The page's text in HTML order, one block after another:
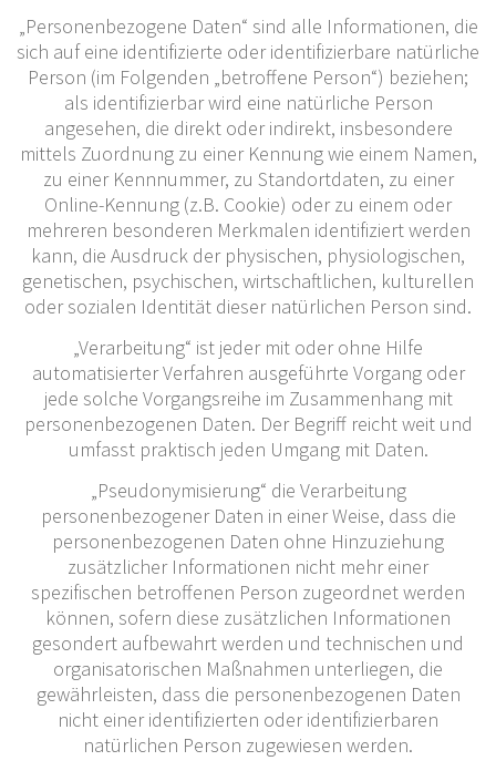
„Personenbezogene Daten“ sind alle Informationen, die
sich auf eine identifizierte oder identifizierbare natürliche
Person (im Folgenden „betroffene Person“) beziehen;
als identifizierbar wird eine natürliche Person
angesehen, die direkt oder indirekt, insbesondere
mittels Zuordnung zu einer Kennung wie einem Namen,
zu einer Kennnummer, zu Standortdaten, zu einer
Online-Kennung (z.B. Cookie) oder zu einem oder
mehreren besonderen Merkmalen identifiziert werden
kann, die Ausdruck der physischen, physiologischen,
genetischen, psychischen, wirtschaftlichen, kulturellen
oder sozialen Identität dieser natürlichen Person sind.
„Verarbeitung“ ist jeder mit oder ohne Hilfe
automatisierter Verfahren ausgeführte Vorgang oder
jede solche Vorgangsreihe im Zusammenhang mit
personenbezogenen Daten. Der Begriff reicht weit und
umfasst praktisch jeden Umgang mit Daten.
„Pseudonymisierung“ die Verarbeitung
personenbezogener Daten in einer Weise, dass die
personenbezogenen Daten ohne Hinzuziehung
zusätzlicher Informationen nicht mehr einer
spezifischen betroffenen Person zugeordnet werden
können, sofern diese zusätzlichen Informationen
gesondert aufbewahrt werden und technischen und
organisatorischen Maßnahmen unterliegen, die
gewährleisten, dass die personenbezogenen Daten
nicht einer identifizierten oder identifizierbaren
natürlichen Person zugewiesen werden.